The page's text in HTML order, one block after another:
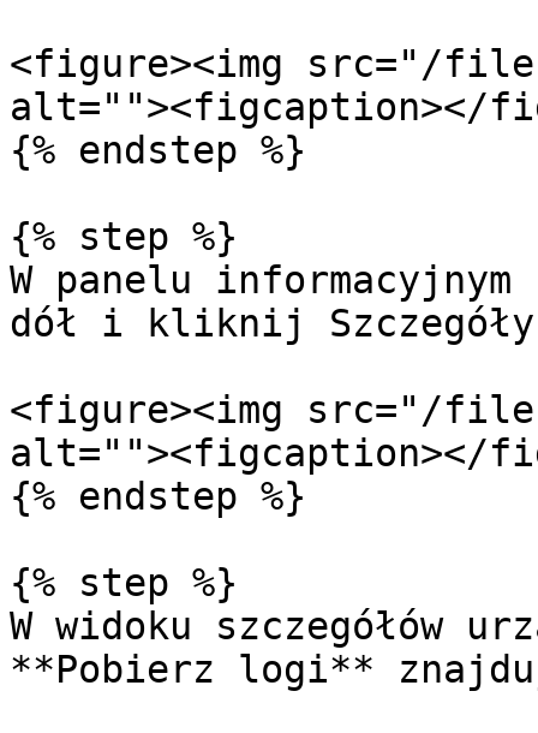
<figure><img src="/
alt=""><figcaption></
{% endstep %}
{% step %}
W panelu
dół i kliknij Szczegóły
<figure><img src="/files/
alt=""><figcaption></
{% endstep %}
{% step %}
W widoku szczegółów
**Pobierz logi**